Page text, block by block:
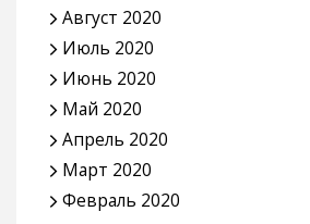
Август 2020
Июль 2020
Июнь 2020
Май 2020
Апрель 2020
Март 2020
Февраль 2020